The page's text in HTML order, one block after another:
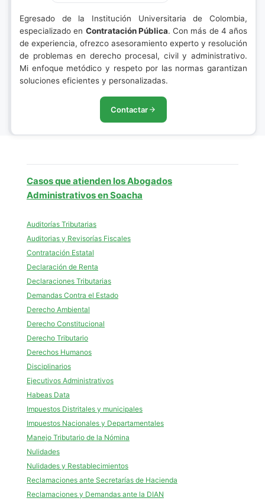
Egresado de la Institución Universitaria de Colombia,
especializado en Contratación Pública. Con más de 4 años
de experiencia, ofrezco asesoramiento experto y resolución
de problemas en derecho procesal, civil y administrativo.
Mi enfoque metódico y respeto por las normas garantizan
soluciones eficientes y personalizadas.
Contactar
Casos que atienden los Abogados
Administrativos en Soacha
Auditorías Tributarias
Auditorias y Revisorías Fiscales
Contratación Estatal
Declaración de Renta
Declaraciones Tributarias
Demandas Contra el Estado
Derecho Ambiental
Derecho Constitucional
Derecho Tributario
Derechos Humanos
Disciplinarios
Ejecutivos Administrativos
Habeas Data
Impuestos Distritales y municipales
Impuestos Nacionales y Departamentales
Manejo Tributario de la Nómina
Nulidades
Nulidades y Restablecimientos
Reclamaciones ante Secretarías de Hacienda
Reclamaciones y Demandas ante la DIAN